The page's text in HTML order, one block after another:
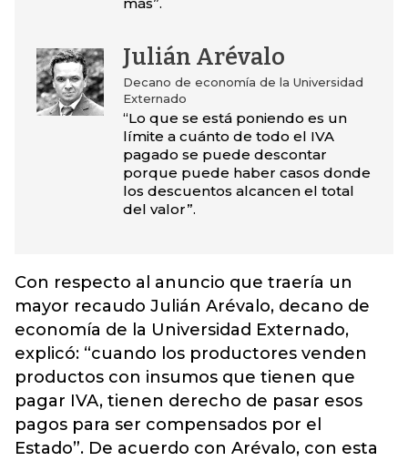
Julián Arévalo
Decano de economía de la Universidad
Externado
“Lo que se está poniendo es un
límite a cuánto de todo el IVA
pagado se puede descontar
porque puede haber casos donde
los descuentos alcancen el total
del valor”.
Con respecto al anuncio que traería un
mayor recaudo Julián Arévalo, decano de
economía de la Universidad Externado,
explicó: “cuando los productores venden
productos con insumos que tienen que
pagar IVA, tienen derecho de pasar esos
pagos para ser compensados por el
Estado”. De acuerdo con Arévalo, con esta